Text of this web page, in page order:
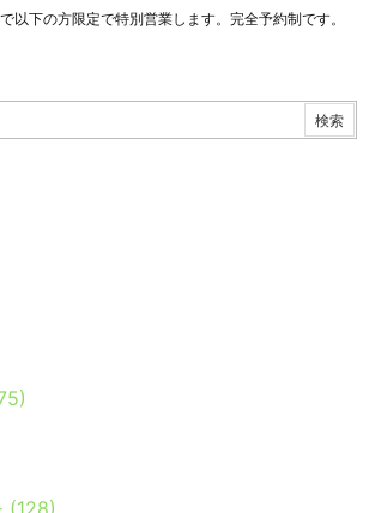
以下の方限定で特別営業します。完全予約制です。
(128)